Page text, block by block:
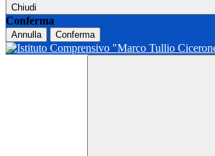
Chiudi
Conferma
Annulla Conferma